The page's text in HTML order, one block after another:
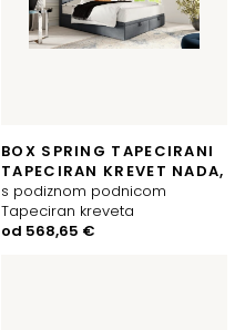
BOX SPRING TAPECIRANI
TAPECIRAN KREVET NADA,
s podiznom podnicom
Tapeciran kreveta
od 568,65 €